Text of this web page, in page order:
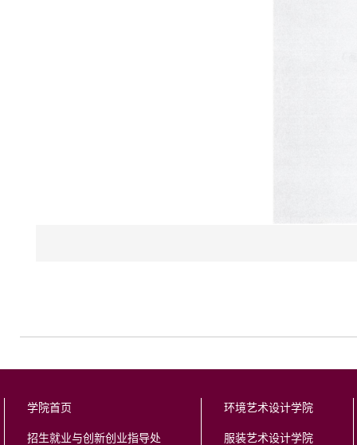
学院首页
招生就业与创新创业指导处
环境艺术设计学院
服装艺术设计学院